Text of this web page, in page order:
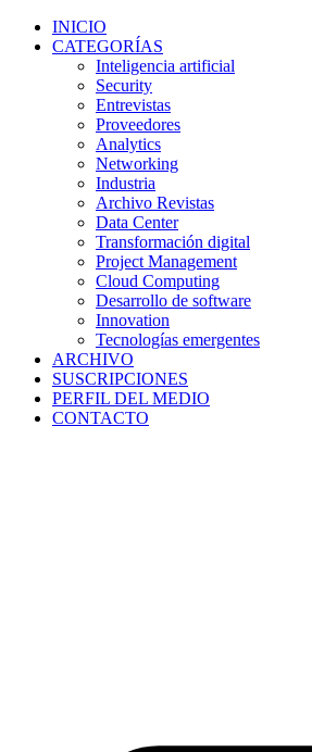
INICIO
CATEGORÍAS
Inteligencia artificial
Security
Entrevistas
Proveedores
Analytics
Networking
Industria
Archivo Revistas
Data Center
Transformación digital
Project Management
Cloud Computing
Desarrollo de software
Innovation
Tecnologías emergentes
ARCHIVO
SUSCRIPCIONES
PERFIL DEL MEDIO
CONTACTO